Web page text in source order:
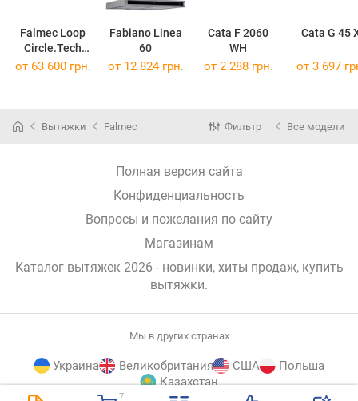
7
Falmec Loop
Circle.Tech
74/600 Isola
Fabiano Linea
60
Cata F 2060
WH
Cata G 45
от 63 600 грн. от 12 824 грн. от 2 288 грн. от 3 697
Вытяжки Falmec Фильтр Все модели
Полная версия сайта
Конфиденциальность
Вопросы и пожелания по сайту
Магазинам
Каталог вытяжек 2026 - новинки, хиты продаж, купить
вытяжки.
Мы в других странах
Украина Великобритания США
Польша
Казахстан